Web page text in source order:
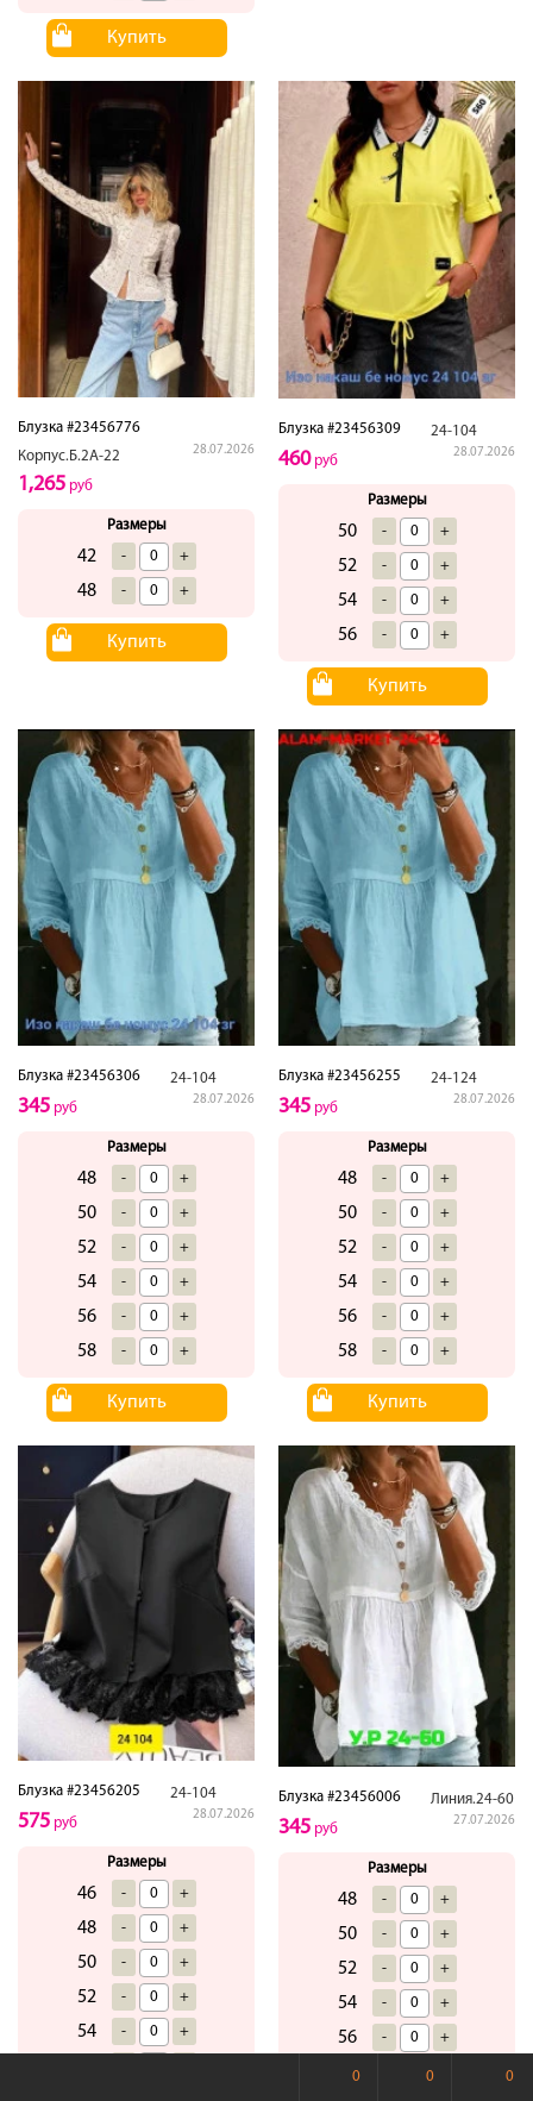
Купить
Блузка #23456776
Корпус.Б.2А-22
28.07.2026
1,265 руб
Размеры
42 - +
48 - +
Купить
Блузка #23456309 24-104
28.07.2026
460руб
Размеры
50 - +
52 - +
54 - +
56 - +
Купить
Блузка #23456306 24-104
28.07.2026
345 руб
Размеры
48 - +
50 - +
52 - +
54 - +
56 - +
58 - +
Купить
Блузка #23456255 24-124
28.07.2026
345 руб
Размеры
48 - +
50 - +
52 - +
54 - +
56 - +
58 - +
Купить
Блузка #23456205 24-104
28.07.2026
575 руб
Размеры
46 - +
48 - +
50 - +
52 - +
54 - +
Блузка #23456006 Линия.24-60
27.07.2026
345 руб
Размеры
48 - +
50 - +
52 - +
54 - +
56 - +
580 0 0